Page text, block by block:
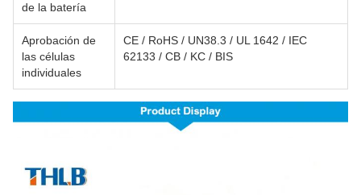
de la batería
Aprobación de
las células
individuales
CE / RoHS / UN38.3 / UL 1642 / IEC
62133 / CB / KC / BIS